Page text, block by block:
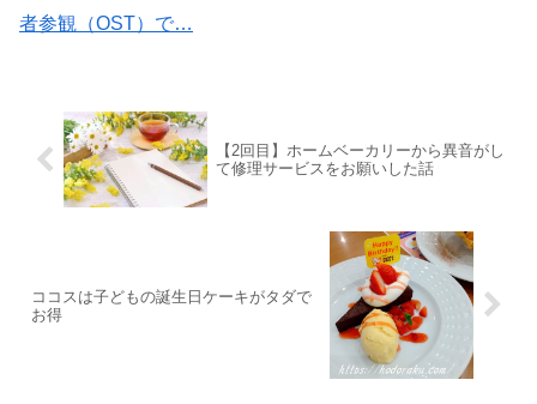
者参観（OST）で…
【2回目】ホームベーカリーから異音がし
て修理サービスをお願いした話
ココスは子どもの誕生日ケーキがタダで
お得